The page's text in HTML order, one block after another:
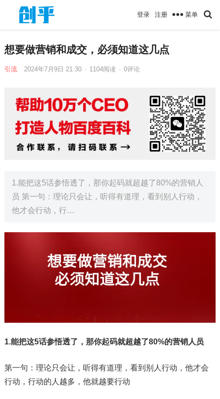
登录 注册 菜单
想要做营销和成交，必须知道这几点
引流 2024年7月9日 21:30 · 1104阅读 · 0评论
1.能把这5话参悟透了，那你起码就超越了80%的营销人
员 第一句：理论只会让，听得有道理，看到别人行动，
他才会行动，行…
1.能把这5话参悟透了，那你起码就超越了80%的营销人员
第一句：理论只会让，听得有道理，看到别人行动，他才会
行动，行动的人越多，他就越要行动